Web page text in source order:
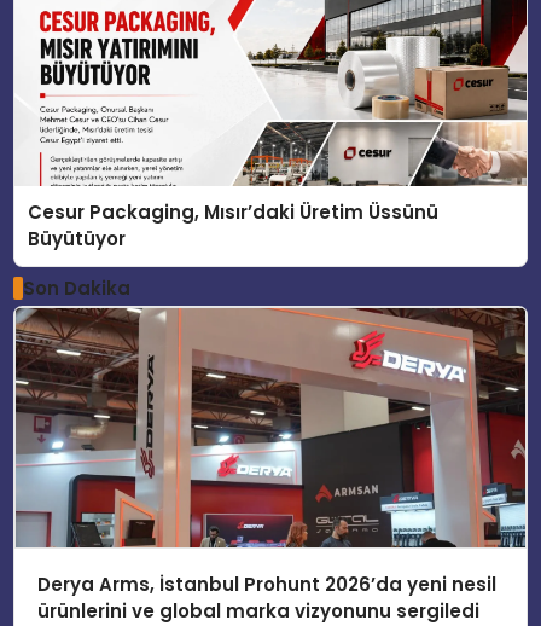
Cesur Packaging, Mısır’daki Üretim Üssünü
Büyütüyor
Son Dakika
Derya Arms, İstanbul Prohunt 2026’da yeni nesil
ürünlerini ve global marka vizyonunu sergiledi